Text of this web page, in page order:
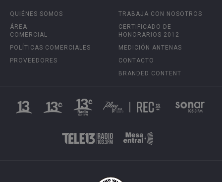
QUIÉNES SOMOS
ÁREA
COMERCIAL
POLÍTICAS COMERCIALES
PROVEEDORES
TRABAJA CON NOSOTROS
CERTIFICADO DE
HONORARIOS 2012
MEDICIÓN ANTENAS
CONTACTO
BRANDED CONTENT